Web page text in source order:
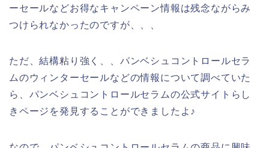
ーセールなどお得なキャンペーン情報は残念ながらみ
つけられなかったのですが、、、
ただ、結構粘り強く、、パンベシュコントロールセラ
ムのウィンターセールなどの情報について調べていた
ら、パンベシュコントロールセラムの公式サイトらし
きページを発見することができましたよ♪